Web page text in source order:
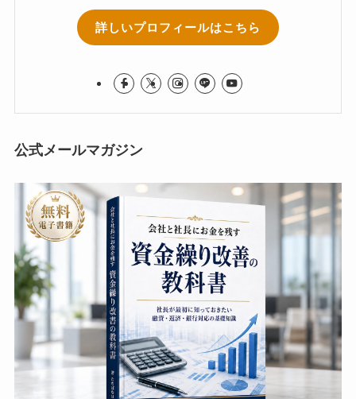
詳しいプロフィールはこちら
公式メールマガジン